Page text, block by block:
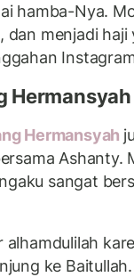
hamba-Nya.
dan menjadi
Hermansyah
Ashanty.
sangat
alhamdulilah
ke